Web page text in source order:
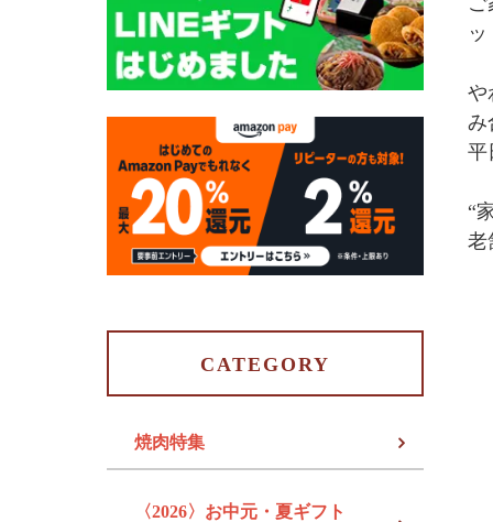
CATEGORY
焼肉特集
〈2026〉お中元・夏ギフト
や
み
平
“
老